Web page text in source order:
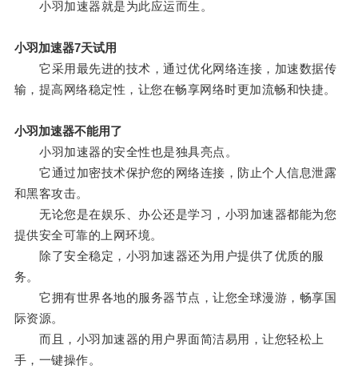
小羽加速器就是为此应运而生。
小羽加速器7天试用
它采用最先进的技术，通过优化网络连接，加速数据传
输，提高网络稳定性，让您在畅享网络时更加流畅和快捷。
小羽加速器不能用了
小羽加速器的安全性也是独具亮点。
它通过加密技术保护您的网络连接，防止个人信息泄露
和黑客攻击。
无论您是在娱乐、办公还是学习，小羽加速器都能为您
提供安全可靠的上网环境。
除了安全稳定，小羽加速器还为用户提供了优质的服
务。
它拥有世界各地的服务器节点，让您全球漫游，畅享国
际资源。
而且，小羽加速器的用户界面简洁易用，让您轻松上
手，一键操作。